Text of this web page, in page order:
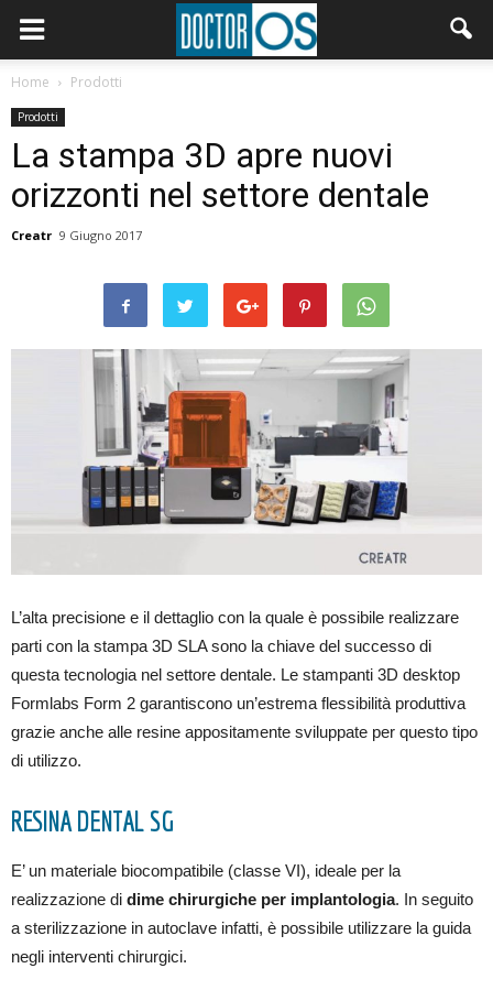
Home Prodotti
Prodotti
La stampa 3D apre nuovi
orizzonti nel settore dentale
Creatr 9 Giugno 2017
L’alta precisione e il dettaglio con la quale è possibile realizzare
parti con la stampa 3D SLA sono la chiave del successo di
questa tecnologia nel settore dentale. Le stampanti 3D desktop
Formlabs Form 2 garantiscono un’estrema flessibilità produttiva
grazie anche alle resine appositamente sviluppate per questo tipo
di utilizzo.
RESINA DENTAL SG
E’ un materiale biocompatibile (classe VI), ideale per la
realizzazione di dime chirurgiche per implantologia. In seguito
a sterilizzazione in autoclave infatti, è possibile utilizzare la guida
negli interventi chirurgici.